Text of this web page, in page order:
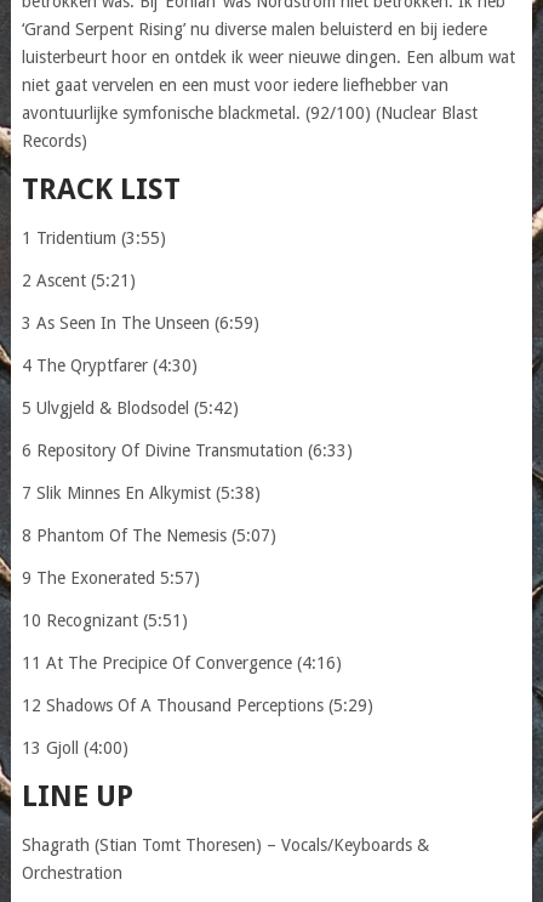
‘Grand Serpent Rising’ nu diverse malen beluisterd en bij iedere
luisterbeurt hoor en ontdek ik weer nieuwe dingen. Een album wat
niet gaat vervelen en een must voor iedere liefhebber van
avontuurlijke symfonische blackmetal. (92/100) (Nuclear Blast
Records)
TRACK LIST
1 Tridentium (3:55)
2 Ascent (5:21)
3 As Seen In The Unseen (6:59)
4 The Qryptfarer (4:30)
5 Ulvgjeld & Blodsodel (5:42)
6 Repository Of Divine Transmutation (6:33)
7 Slik Minnes En Alkymist (5:38)
8 Phantom Of The Nemesis (5:07)
9 The Exonerated 5:57)
10 Recognizant (5:51)
11 At The Precipice Of Convergence (4:16)
12 Shadows Of A Thousand Perceptions (5:29)
13 Gjoll (4:00)
LINE UP
Shagrath (Stian Tomt Thoresen) – Vocals/Keyboards &
Orchestration